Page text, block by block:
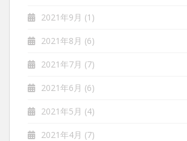
2021年9月 (1)
2021年8月 (6)
2021年7月 (7)
2021年6月 (6)
2021年5月 (4)
2021年4月 (7)